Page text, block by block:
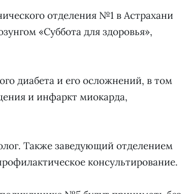
отделения №1 в Астрахани
«Суббота для здоровья»,
диабета и его осложнений, в том
и инфаркт миокарда,
Также заведующий отделением
консультирование.